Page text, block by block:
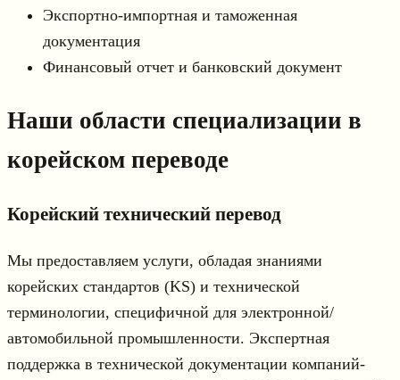
Экспортно-импортная и таможенная
документация
Финансовый отчет и банковский документ
Наши области специализации в
корейском переводе
Корейский технический перевод
Мы предоставляем услуги, обладая знаниями
корейских стандартов (KS) и технической
терминологии, специфичной для электронной/
автомобильной промышленности. Экспертная
поддержка в технической документации компаний-